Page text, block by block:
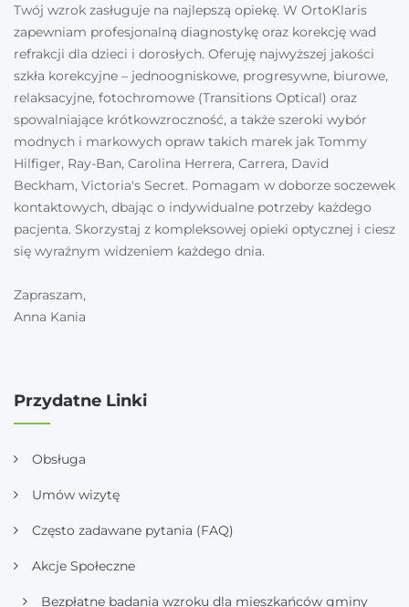
Twój wzrok zasługuje na najlepszą opiekę. W OrtoKlaris
zapewniam profesjonalną diagnostykę oraz korekcję wad
refrakcji dla dzieci i dorosłych. Oferuję najwyższej jakości
szkła korekcyjne – jednoogniskowe, progresywne, biurowe,
relaksacyjne, fotochromowe (Transitions Optical) oraz
spowalniające krótkowzroczność, a także szeroki wybór
modnych i markowych opraw takich marek jak Tommy
Hilfiger, Ray-Ban, Carolina Herrera, Carrera, David
Beckham, Victoria's Secret. Pomagam w doborze soczewek
kontaktowych, dbając o indywidualne potrzeby każdego
pacjenta. Skorzystaj z kompleksowej opieki optycznej i ciesz
się wyraźnym widzeniem każdego dnia.
Zapraszam,
Anna Kania
Przydatne Linki
Obsługa
Umów wizytę
Często zadawane pytania (FAQ)
Akcje Społeczne
Bezpłatne badania wzroku dla mieszkańców gminy